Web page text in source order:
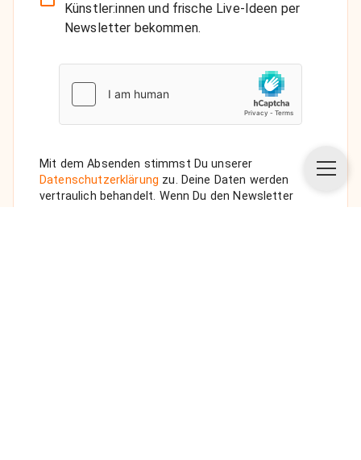
Künstler:innen und frische Live-Ideen per
Newsletter bekommen.
Mit dem Absenden stimmst Du unserer
Datenschutzerklärung zu. Deine Daten werden
vertraulich behandelt. Wenn Du den Newsletter